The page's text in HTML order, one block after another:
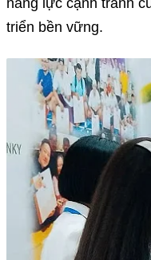
triển bền vững.